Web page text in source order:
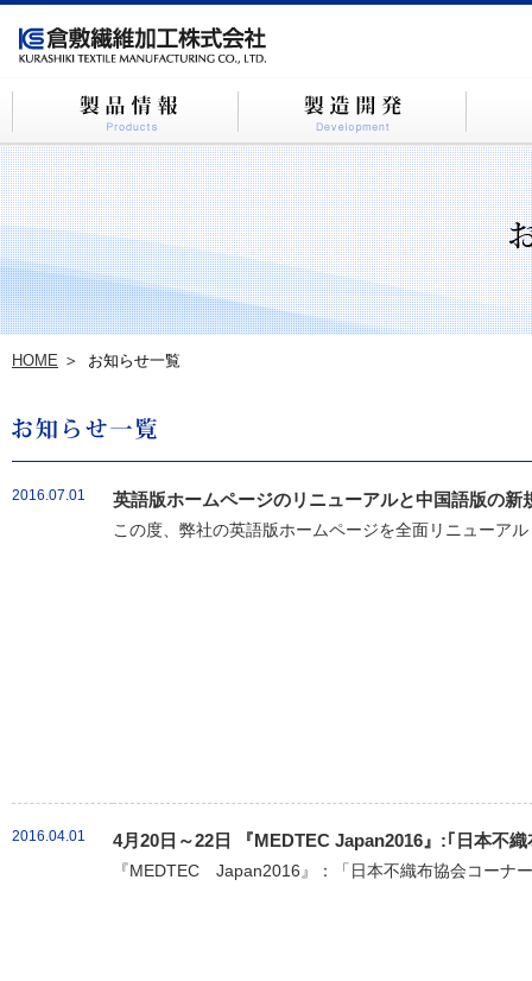
HOME お知らせ一覧
2016.07.01 英語版ホームページのリニューアルと中国語版の新
この度、弊社の英語版ホームページを全面リニューア
2016.04.01 4月20日～22日 『MEDTEC Japan2016』:｢日本不
『MEDTEC Japan2016』：「日本不織布協会コーナ